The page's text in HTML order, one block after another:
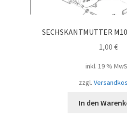
SECHSKANTMUTTER
1,00 €
inkl. 19 %
zzgl.
In den